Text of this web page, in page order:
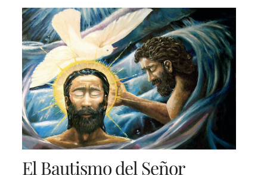
El Bautismo del Señor